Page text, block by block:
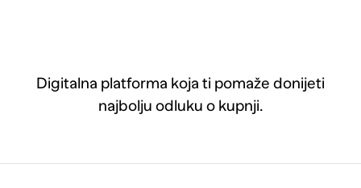
Digitalna platforma koja ti pomaže donijeti
najbolju odluku o kupnji.